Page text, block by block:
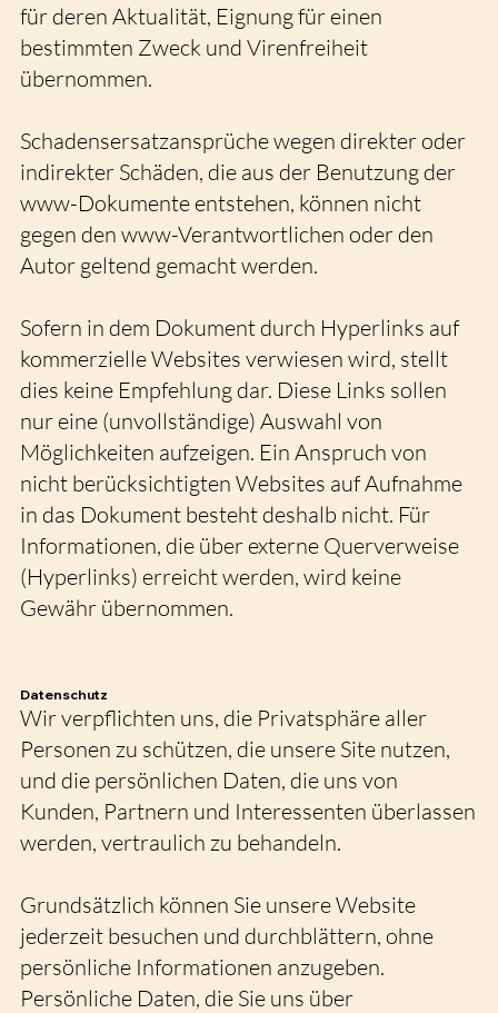
für deren Aktualität, Eignung für einen
bestimmten Zweck und Virenfreiheit
übernommen.
Schadensersatzansprüche wegen direkter oder
indirekter Schäden, die aus der Benutzung der
www-Dokumente entstehen, können nicht
gegen den www-Verantwortlichen oder den
Autor geltend gemacht werden.
Sofern in dem Dokument durch Hyperlinks auf
kommerzielle Websites verwiesen wird, stellt
dies keine Empfehlung dar. Diese Links sollen
nur eine (unvollständige) Auswahl von
Möglichkeiten aufzeigen. Ein Anspruch von
nicht berücksichtigten Websites auf Aufnahme
in das Dokument besteht deshalb nicht. Für
Informationen, die über externe Querverweise
(Hyperlinks) erreicht werden, wird keine
Gewähr übernommen.
Datenschutz
Wir verpflichten uns, die Privatsphäre aller
Personen zu schützen, die unsere Site nutzen,
und die persönlichen Daten, die uns von
Kunden, Partnern und Interessenten überlassen
werden, vertraulich zu behandeln.
Grundsätzlich können Sie unsere Website
jederzeit besuchen und durchblättern, ohne
persönliche Informationen anzugeben.
Persönliche Daten, die Sie uns über